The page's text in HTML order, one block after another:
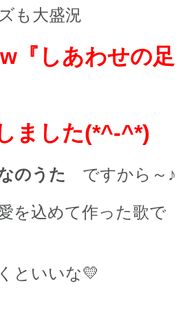
も大盛況
『しあわせの足
ました(*^-^*)
のうた ですから～♪
を込めて作った歌で
といいな💛